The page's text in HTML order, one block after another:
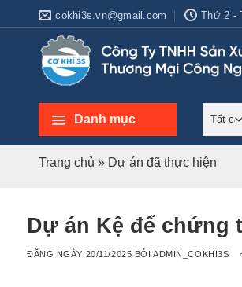
cokhi3s.vn@gmail.com Thứ 2 -
Danh mục
Trang chủ » Dự án đã thực hiện
Dự án Kệ để chứng
ĐĂNG NGÀY 20/11/2025 BỞIADMIN_COKHI3S